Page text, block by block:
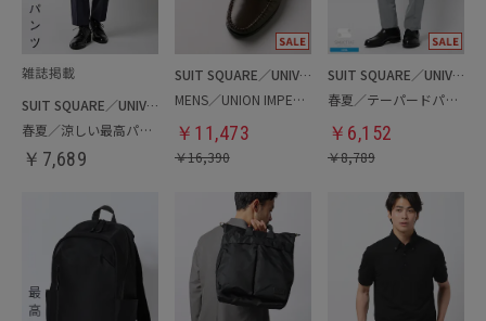
SUIT SQUARE／UNIVERSAL LANGUAGE
春夏／涼しい最高パンツ
￥ 7,689
SUIT SQUARE／UNIVERSAL LANGUAGE
MENS／UNION IMPERIAL監修／コインローファー
￥ 11,473
￥16,390
SUIT SQUARE／UNIVERSAL LANGUAGE
春夏／テーパードパンツ
￥ 6,152
￥8,789